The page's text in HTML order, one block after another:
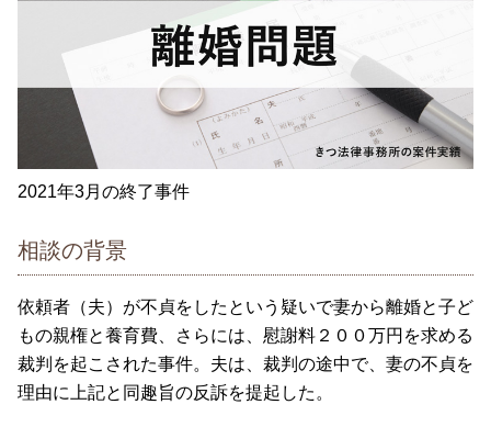
2021年3月の終了事件
相談の背景
依頼者（夫）が不貞をしたという疑いで妻から離婚と子ど
もの親権と養育費、さらには、慰謝料２００万円を求める
裁判を起こされた事件。夫は、裁判の途中で、妻の不貞を
理由に上記と同趣旨の反訴を提起した。